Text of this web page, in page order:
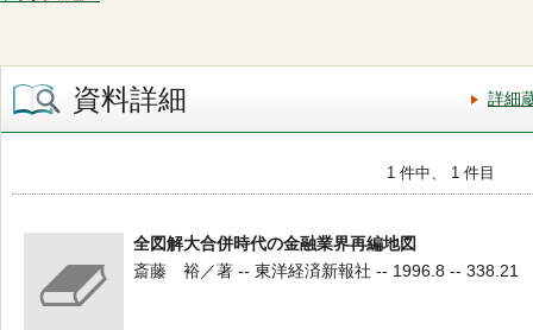
資料詳細 詳細
1 件中、 1 件目
全図解大合併時代の金融業界再編地図
斎藤 裕／著 -- 東洋経済新報社 -- 1996.8 -- 338.21